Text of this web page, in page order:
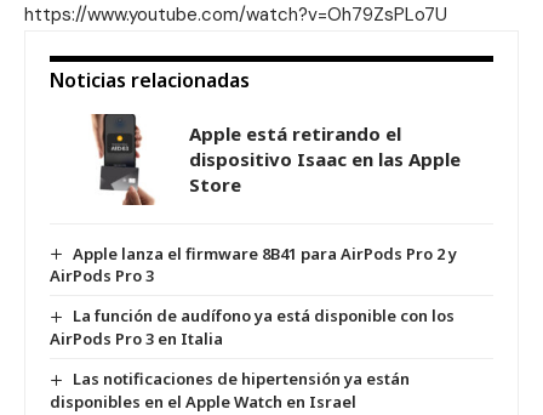
https://www.youtube.com/watch?v=Oh79ZsPLo7U
Noticias relacionadas
Apple está retirando el
dispositivo Isaac en las Apple
Store
Apple lanza el firmware 8B41 para AirPods Pro 2 y
AirPods Pro 3
La función de audífono ya está disponible con los
AirPods Pro 3 en Italia
Las notificaciones de hipertensión ya están
disponibles en el Apple Watch en Israel